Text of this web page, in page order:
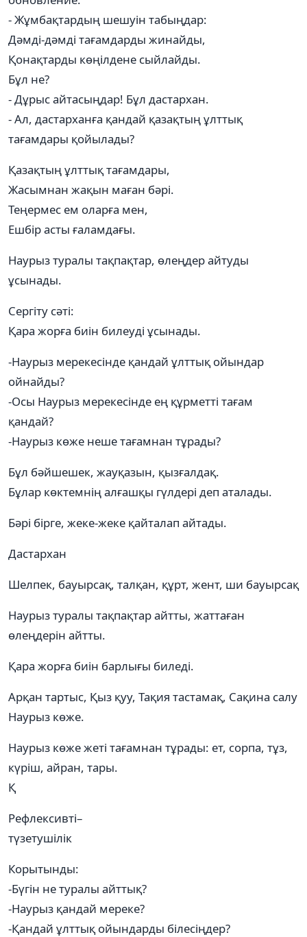
- Жұмбақтардың шешуін табыңдар:
Дәмді-дәмді тағамдарды жинайды,
Қонақтарды көңілдене сыйлайды.
Бұл не?
- Дұрыс айтасыңдар! Бұл дастархан.
- Ал, дастарханға қандай қазақтың ұлттық
тағамдары қойылады?
Қазақтың ұлттық тағамдары,
Жасымнан жақын маған бәрі.
Теңермес ем оларға мен,
Ешбір асты ғаламдағы.
Наурыз туралы тақпақтар, өлеңдер айтуды
ұсынады.
Сергіту сәті:
Қара жорға биін билеуді ұсынады.
-Наурыз мерекесінде қандай ұлттық ойындар
ойнайды?
-Осы Наурыз мерекесінде ең құрметті тағам
қандай?
-Наурыз көже неше тағамнан тұрады?
Бұл бәйшешек, жауқазын, қызғалдақ.
Бұлар көктемнің алғашқы гүлдері деп аталады.
Бәрі бірге, жеке-жеке қайталап айтады.
Дастархан
Шелпек, бауырсақ, талқан, құрт, жент, ши бауырсақ
Наурыз туралы тақпақтар айтты, жаттаған
өлеңдерін айтты.
Қара жорға биін барлығы биледі.
Арқан тартыс, Қыз қуу, Тақия тастамақ, Сақина салу
Наурыз көже.
Наурыз көже жеті тағамнан тұрады: ет, сорпа, тұз,
күріш, айран, тары.
Қ
Рефлексивті–
түзетушілік
Корытынды:
-Бүгін не туралы айттық?
-Наурыз қандай мереке?
-Қандай ұлттық ойындарды білесіңдер?